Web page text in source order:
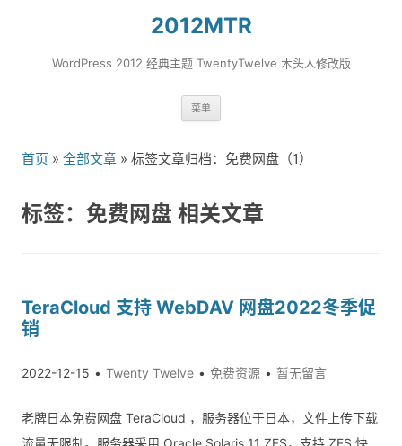
2012MTR
WordPress 2012 经典主题 TwentyTwelve 木头人修改版
菜单
到
首页 » 全部文章 » 标签文章归档：免费网盘（1）
标签：免费网盘 相关文章
TeraCloud 支持 WebDAV 网盘2022冬季促
销
2022-12-15 Twenty Twelve 免费资源 暂无留言
老牌日本免费网盘 TeraCloud ，服务器位于日本，文件上传下载
流量无限制。服务器采用 Oracle Solaris 11 ZFS，支持 ZFS 快